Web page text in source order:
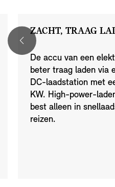
ZACHT, TRAAG
De accu van een
beter traag laden via
DC-laadstation met
KW. High-power-
best alleen in
reizen.